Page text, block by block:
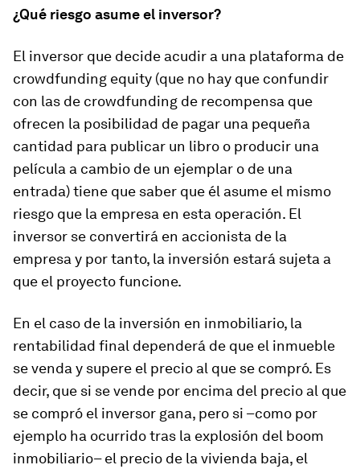
¿Qué riesgo asume el inversor?
El inversor que decide acudir a una plataforma de
crowdfunding equity (que no hay que confundir
con las de crowdfunding de recompensa que
ofrecen la posibilidad de pagar una pequeña
cantidad para publicar un libro o producir una
película a cambio de un ejemplar o de una
entrada) tiene que saber que él asume el mismo
riesgo que la empresa en esta operación. El
inversor se convertirá en accionista de la
empresa y por tanto, la inversión estará sujeta a
que el proyecto funcione.
En el caso de la inversión en inmobiliario, la
rentabilidad final dependerá de que el inmueble
se venda y supere el precio al que se compró. Es
decir, que si se vende por encima del precio al que
se compró el inversor gana, pero si –como por
ejemplo ha ocurrido tras la explosión del boom
inmobiliario– el precio de la vivienda baja, el